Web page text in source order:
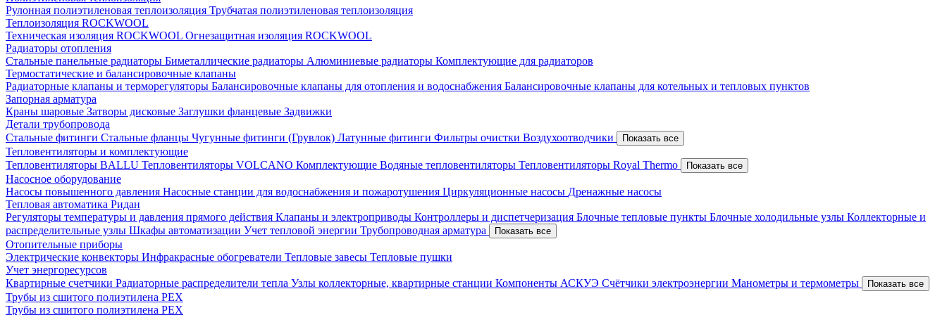
Рулонная полиэтиленовая теплоизоляция Трубчатая полиэтиленовая теплоизоляция
Теплоизоляция ROCKWOOL
Техническая изоляция ROCKWOOL Огнезащитная изоляция ROCKWOOL
Радиаторы отопления
Стальные панельные радиаторы Биметаллические радиаторы Алюминиевые радиаторы Комплектующие для радиаторов
Термостатические и балансировочные клапаны
Радиаторные клапаны и терморегуляторы Балансировочные клапаны для отопления и водоснабжения Балансировочные клапаны для котельных и тепловых пунктов
Запорная арматура
Краны шаровые Затворы дисковые Заглушки фланцевые Задвижки
Детали трубопровода
Стальные фитинги Стальные фланцы Чугунные фитинги (Грувлок) Латунные фитинги Фильтры очистки Воздухоотводчики Показать все
Тепловентиляторы и комплектующие
Тепловентиляторы BALLU Тепловентиляторы VOLCANO Комплектующие Водяные тепловентиляторы Тепловентиляторы Royal Thermo Показать все
Насосное оборудование
Насосы повышенного давления Насосные станции для водоснабжения и пожаротушения Циркуляционные насосы Дренажные насосы
Тепловая автоматика Ридан
Регуляторы температуры и давления прямого действия Клапаны и электроприводы Контроллеры и диспетчеризация Блочные тепловые пункты Блочные холодильные узлы Коллекторные и
распределительные узлы Шкафы автоматизации Учет тепловой энергии Трубопроводная арматура Показать все
Отопительные приборы
Электрические конвекторы Инфракрасные обогреватели Тепловые завесы Тепловые пушки
Учет энергоресурсов
Квартирные счетчики Радиаторные распределители тепла Узлы коллекторные, квартирные станции Компоненты АСКУЭ Счётчики электроэнергии Манометры и термометры Показать все
Трубы из сшитого полиэтилена PEX
Трубы из сшитого полиэтилена PEX